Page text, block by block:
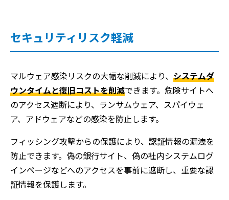
セキュリティリスク軽減
マルウェア感染リスクの大幅な削減により、 システムダ
ウンタイムと復旧コストを削減できます。危険サイトへ
のアクセス遮断により、ランサムウェア、スパイウェ
ア、アドウェアなどの感染を防止します。
フィッシング攻撃からの保護により、認証情報の漏洩を
防止できます。偽の銀行サイト、偽の社内システムログ
インページなどへのアクセスを事前に遮断し、重要な認
証情報を保護します。